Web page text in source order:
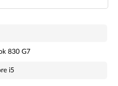
830 G7
i5